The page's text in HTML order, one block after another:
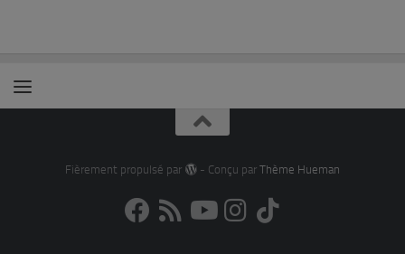
Fièrement propulsé par - Conçu par Thème Hueman